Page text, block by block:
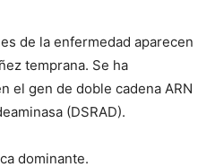
de la enfermedad aparecen
temprana. Se ha
el gen de doble cadena ARN
(DSRAD).
dominante.